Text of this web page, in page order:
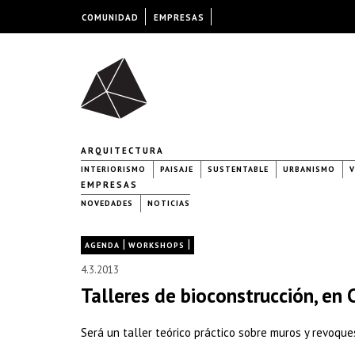
ARQUITECTURA
INTERIORISMO PAISAJE SUSTENTABLE URBANISMO
EMPRESAS
NOVEDADES NOTICIAS
AGENDA | WORKSHOPS |
4.3.2013
Talleres de bioconstrucción, en
Será un taller teórico práctico sobre muros y
COMUNIDAD EMPRESAS